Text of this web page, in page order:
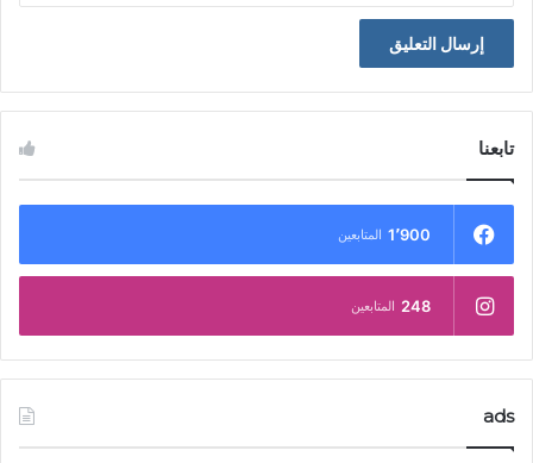
تابعنا
1٬900 المتابعين
248 المتابعين
ads